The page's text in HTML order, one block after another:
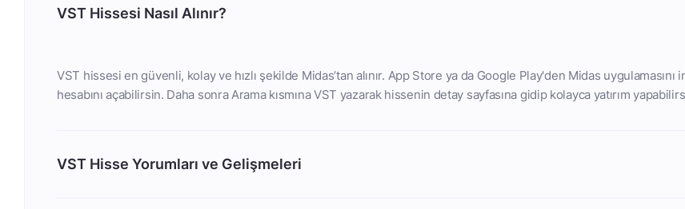
VST Hissesi Nasıl Alınır?
VST hissesi en güvenli, kolay ve hızlı şekilde Midas’tan alınır. App Store ya da Google Play'den Midas
hesabını açabilirsin. Daha sonra Arama kısmına VST yazarak hissenin detay sayfasına gidip kolayca yatırım
VST Hisse Yorumları ve Gelişmeleri